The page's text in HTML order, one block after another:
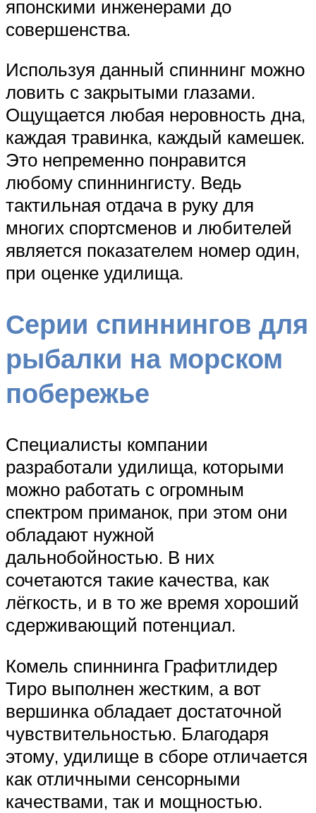
японскими инженерами до
совершенства.
Используя данный спиннинг можно
ловить с закрытыми глазами.
Ощущается любая неровность дна,
каждая травинка, каждый камешек.
Это непременно понравится
любому спиннингисту. Ведь
тактильная отдача в руку для
многих спортсменов и любителей
является показателем номер один,
при оценке удилища.
Серии спиннингов для
рыбалки на морском
побережье
Специалисты компании
разработали удилища, которыми
можно работать с огромным
спектром приманок, при этом они
обладают нужной
дальнобойностью. В них
сочетаются такие качества, как
лёгкость, и в то же время хороший
сдерживающий потенциал.
Комель спиннинга Графитлидер
Тиро выполнен жестким, а вот
вершинка обладает достаточной
чувствительностью. Благодаря
этому, удилище в сборе отличается
как отличными сенсорными
качествами, так и мощностью.